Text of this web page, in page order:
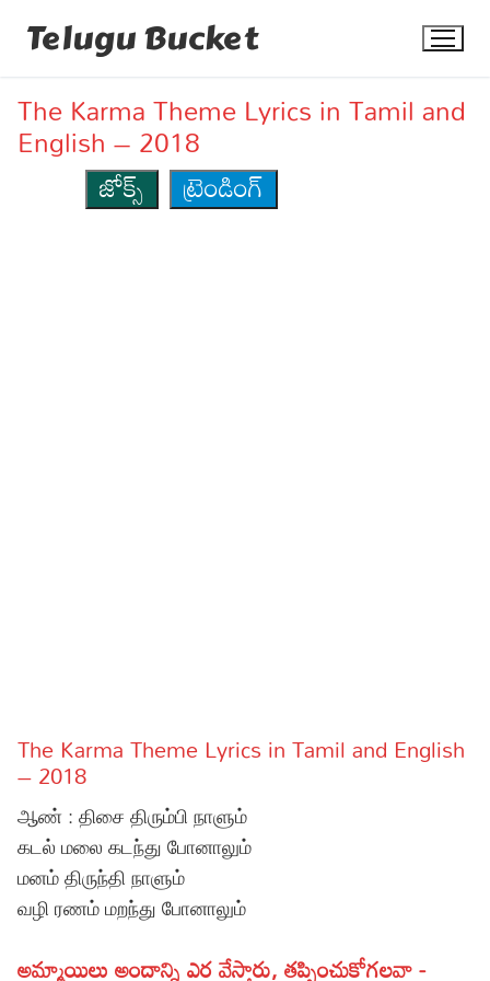
Telugu Bucket
Articles
Facts
Devotional
Christianity
Hinduism
Hindi
Lyrics in Hindi – Devotional Songs
Tamil
The Karma Theme Lyrics in Tamil and
English – 2018
జోక్స్
ట్రెండింగ్
The Karma Theme Lyrics in Tamil and English
– 2018
ஆண் : திசை திரும்பி நாளும்
கடல் மலை கடந்து போனாலும்
மனம் திருந்தி நாளும்
வழி ரணம் மறந்து போனாலும்
అమ్మాయిలు అందాన్ని ఎర వేస్తారు, తప్పించుకోగలవా -